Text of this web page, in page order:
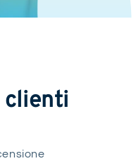
clienti